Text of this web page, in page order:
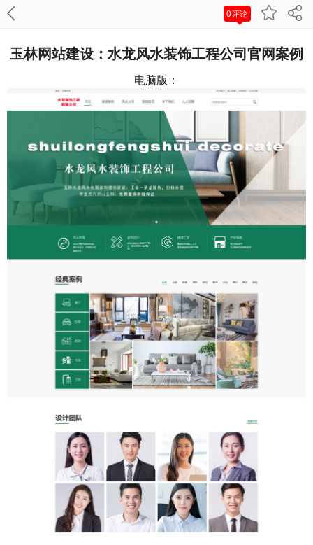
0评论
玉林网站建设：水龙风水装饰工程公司官网案例
电脑版：